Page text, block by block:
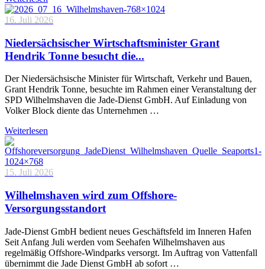
16. Juli 2026
Niedersächsischer Wirtschaftsminister Grant
Hendrik Tonne besucht die...
Der Niedersächsische Minister für Wirtschaft, Verkehr und Bauen,
Grant Hendrik Tonne, besuchte im Rahmen einer Veranstaltung der
SPD Wilhelmshaven die Jade-Dienst GmbH. Auf Einladung von
Volker Block diente das Unternehmen …
Weiterlesen
15. Juli 2026
Wilhelmshaven wird zum Offshore-
Versorgungsstandort
Jade-Dienst GmbH bedient neues Geschäftsfeld im Inneren Hafen
Seit Anfang Juli werden vom Seehafen Wilhelmshaven aus
regelmäßig Offshore-Windparks versorgt. Im Auftrag von Vattenfall
übernimmt die Jade Dienst GmbH ab sofort …